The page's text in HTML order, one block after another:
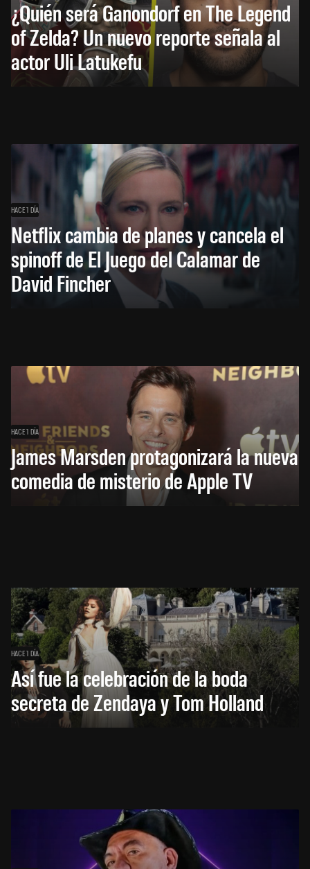
¿Quién será Ganondorf en The Legend
of Zelda? Un nuevo reporte señala al
actor Uli Latukefu
HACE 1 DÍA
Netflix cambia de planes y cancela el
spinoff de El Juego del Calamar de
David Fincher
HACE 1 DÍA
James Marsden protagonizará la nueva
comedia de misterio de Apple TV
HACE 1 DÍA
Así fue la celebración de la boda
secreta de Zendaya y Tom Holland